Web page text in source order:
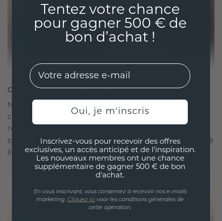
CRÉÉ POUR LA CONNEXION
Notre philosophie en matière de design est de
créer des liens, chaque pièce étant conçue pour
résister à l'épreuve du temps. Elle devient votre
symbole d'amour et de moments chéris, destinée à
être portée et chérie pour toujours.
Tentez votre chance
pour gagner 500 € de
bon d’achat !
EMail
Oui, je m'inscris
Inscrivez-vous pour recevoir des offres
exclusives, un accès anticipé et de l'inspiration.
Les nouveaux membres ont une chance
supplémentaire de gagner 500 € de bon
d'achat.
En vous inscrivant, vous consentez à recevoir nos e-mails
marketing. Cliquez ici voor les conditions générales de
cette opération.